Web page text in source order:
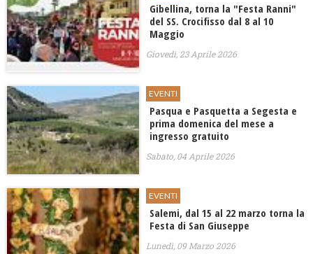
Gibellina, torna la "Festa Ranni"
del SS. Crocifisso dal 8 al 10
Maggio
Giovedì, 23 Aprile 2026
EVENTI
Pasqua e Pasquetta a Segesta e
prima domenica del mese a
ingresso gratuito
Sabato, 04 Aprile 2026
EVENTI
Salemi, dal 15 al 22 marzo torna la
Festa di San Giuseppe
Lunedì, 09 Marzo 2026